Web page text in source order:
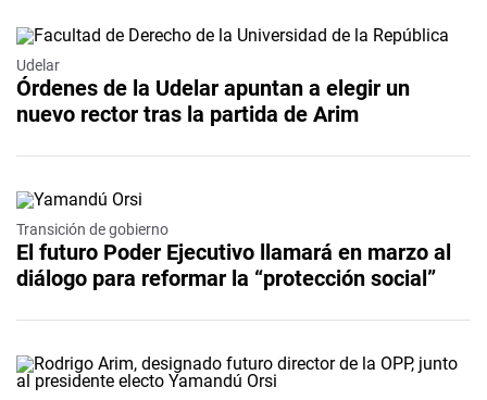
Udelar
Órdenes de la Udelar apuntan a elegir un
nuevo rector tras la partida de Arim
Transición de gobierno
El futuro Poder Ejecutivo llamará en marzo al
diálogo para reformar la “protección social”